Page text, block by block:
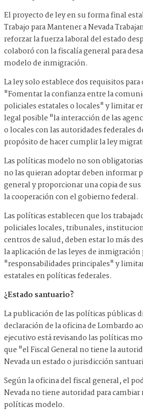
El proyecto de ley en su forma final
Trabajo para Mantener a Nevada
reforzar la fuerza laboral del estado
colaboró ​​con la fiscalía general para
modelo de inmigración.
La ley solo establece dos requisitos
"Fomentar la confianza entre la
policiales estatales o locales" y limitar
legal posible "la interacción de las
o locales con las autoridades federales
propósito de hacer cumplir la ley
Las políticas modelo no son
no las quieran adoptar deben informar
general y proporcionar una copia de
la cooperación con el gobierno federal.
Las políticas establecen que los
policiales locales, tribunales,
centros de salud, deben estar lo más
la aplicación de las leyes de inmigración
"responsabilidades principales" y
estatales en políticas federales.
¿Estado santuario?
La publicación de las políticas públicas
declaración de la oficina de Lombardo
ejecutivo está revisando las políticas
que "el Fiscal General no tiene la
Nevada un estado o jurisdicción
Según la oficina del fiscal general, el
Nevada no tiene autoridad para
políticas modelo.